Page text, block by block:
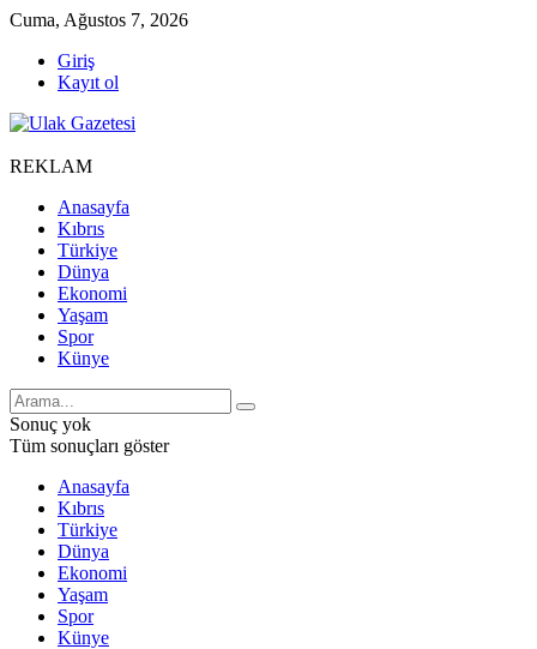
Cuma, Ağustos 7, 2026
Giriş
Kayıt ol
REKLAM
Anasayfa
Kıbrıs
Türkiye
Dünya
Ekonomi
Yaşam
Spor
Künye
Sonuç yok
Tüm sonuçları göster
Anasayfa
Kıbrıs
Türkiye
Dünya
Ekonomi
Yaşam
Spor
Künye